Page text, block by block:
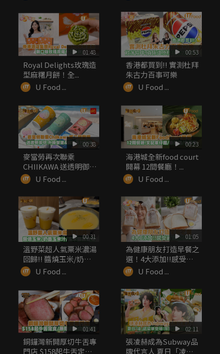
01:48
Royal Delights玫瑰造
型麻糬月餅！全...
U Food ...
00:53
香港都買到!! 實測杜拜
朱古力百事可樂
U Food ...
00:38
麥當勞再次聯乘
CHIIKAWA 送透明御
守！升級... U Food ...
00:23
海港城全新food court
開幕 12間餐廳！...
U Food ...
00:31
溫野菜超人氣粟米濃湯
回歸!! 醬燒玉米/奶蓋
玉米...
U Food ...
01:05
為健康朋友打造早餐之
選！4大添加!!感受最
自然之味
U Food ...
01:41
銅鑼灣新開厚切牛舌專
門店 $158起牛舌定食/
02:11
張凌赫成為Subway品
牌代言人 夏日「凌」